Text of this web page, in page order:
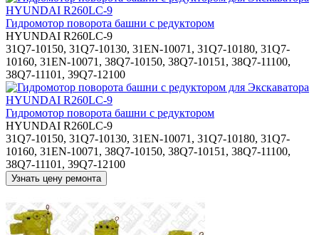
Гидромотор поворота башни с редуктором
HYUNDAI R260LC-9
31Q7-10150, 31Q7-10130, 31EN-10071, 31Q7-10180, 31Q7-
10160, 31EN-10071, 38Q7-10150, 38Q7-10151, 38Q7-11100,
38Q7-11101, 39Q7-12100
Гидромотор поворота башни с редуктором
HYUNDAI R260LC-9
31Q7-10150, 31Q7-10130, 31EN-10071, 31Q7-10180, 31Q7-
10160, 31EN-10071, 38Q7-10150, 38Q7-10151, 38Q7-11100,
38Q7-11101, 39Q7-12100